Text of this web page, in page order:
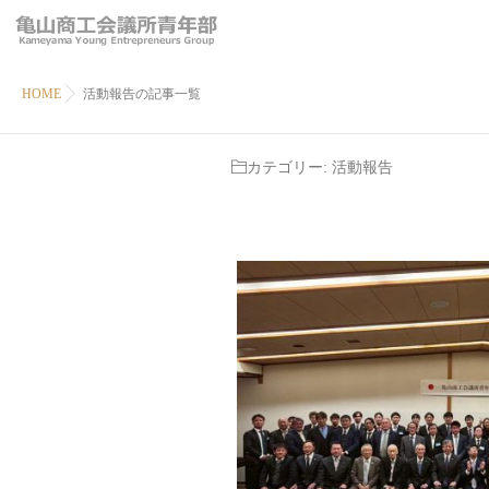
HOME 活動報告の記事一覧
カテゴリー: 活動報告